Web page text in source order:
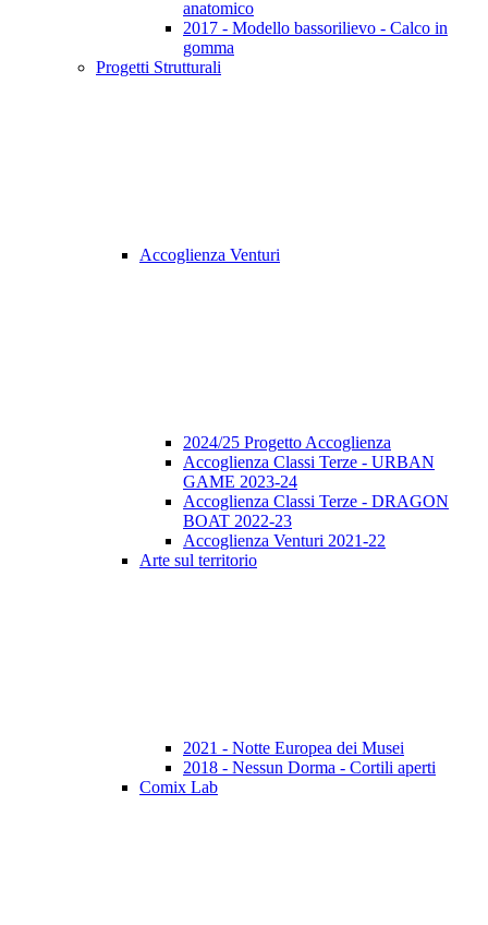
anatomico
2017 - Modello bassorilievo - Calco in
gomma
Progetti Strutturali
Accoglienza Venturi
2024/25 Progetto Accoglienza
Accoglienza Classi Terze - URBAN
GAME 2023-24
Accoglienza Classi Terze - DRAGON
BOAT 2022-23
Accoglienza Venturi 2021-22
Arte sul territorio
2021 - Notte Europea dei Musei
2018 - Nessun Dorma - Cortili aperti
Comix Lab